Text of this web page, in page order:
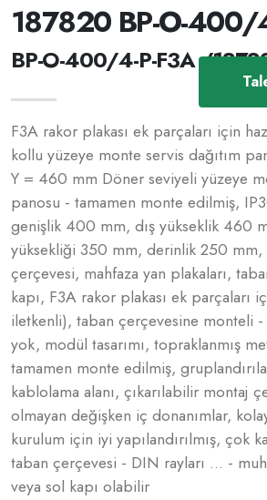
187820 BP-O-400/
BP-O-400/4-P-F3A /
F3A rakor plakası ek parçaları için
kollu yüzeye monte servis dağıtım
Y = 460 mm Döner seviyeli yüzeye
panosu - tamamen monte edilmiş,
genişlik 400 mm, dış yükseklik 460
yüksekliği 350 mm, derinlik 250 mm,
çerçevesi, mahfaza yan plakaları,
kapı, F3A rakor plakası ek parçaları
iletkenli), taban çerçevesine monteli
yok, modül tasarımı, topraklanmış
tamamen monte edilmiş,
kablolama alanı, çıkarılabilir montaj
olmayan değişken iç donanımlar,
kurulum için iyi yapılandırılmış, çok
taban çerçevesi - DIN rayları ... -
veya sol kapı olabilir